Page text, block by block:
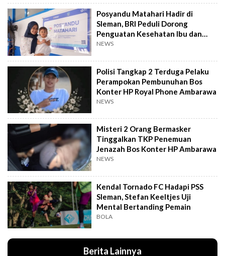
Posyandu Matahari Hadir di
Sleman, BRI Peduli Dorong
Penguatan Kesehatan Ibu dan
Anak
NEWS
Polisi Tangkap 2 Terduga Pelaku
Perampokan Pembunuhan Bos
Konter HP Royal Phone Ambarawa
NEWS
Misteri 2 Orang Bermasker
Tinggalkan TKP Penemuan
Jenazah Bos Konter HP Ambarawa
NEWS
Kendal Tornado FC Hadapi PSS
Sleman, Stefan Keeltjes Uji
Mental Bertanding Pemain
BOLA
Berita Lainnya